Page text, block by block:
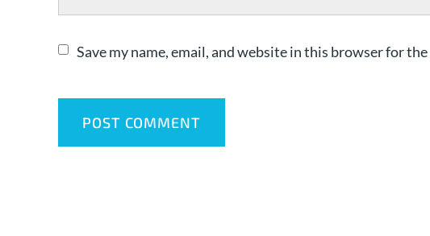
Save my name, email, and website in this browser for